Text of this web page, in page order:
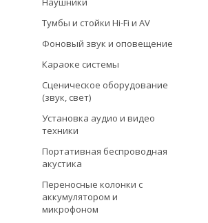
Тумбы и стойки Hi-Fi и AV
Фоновый звук и оповещение
Караоке системы
Сценическое оборудование
(звук, свет)
Установка аудио и видео
техники
Портативная беспроводная
акустика
Переносные колонки с
аккумулятором и
микрофоном